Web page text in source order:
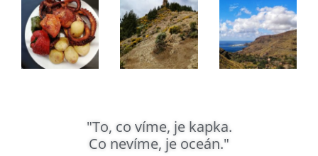
"To, co víme, je kapka.
Co nevíme, je oceán."